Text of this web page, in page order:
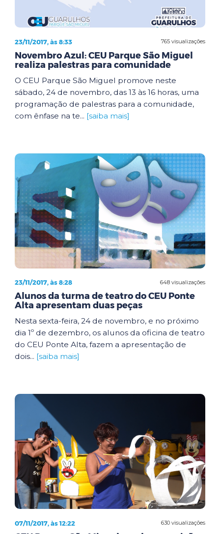
765 visualizações
23/11/2017, às 8:33
Novembro Azul: CEU Parque São Miguel
realiza palestras para comunidade
O CEU Parque São Miguel promove neste
sábado, 24 de novembro, das 13 às 16 horas, uma
programação de palestras para a comunidade,
com ênfase na te... [saiba mais]
648 visualizações
23/11/2017, às 8:28
Alunos da turma de teatro do CEU Ponte
Alta apresentam duas peças
Nesta sexta-feira, 24 de novembro, e no próximo
dia 1º de dezembro, os alunos da oficina de teatro
do CEU Ponte Alta, fazem a apresentação de
dois... [saiba mais]
630 visualizações
07/11/2017, às 12:22